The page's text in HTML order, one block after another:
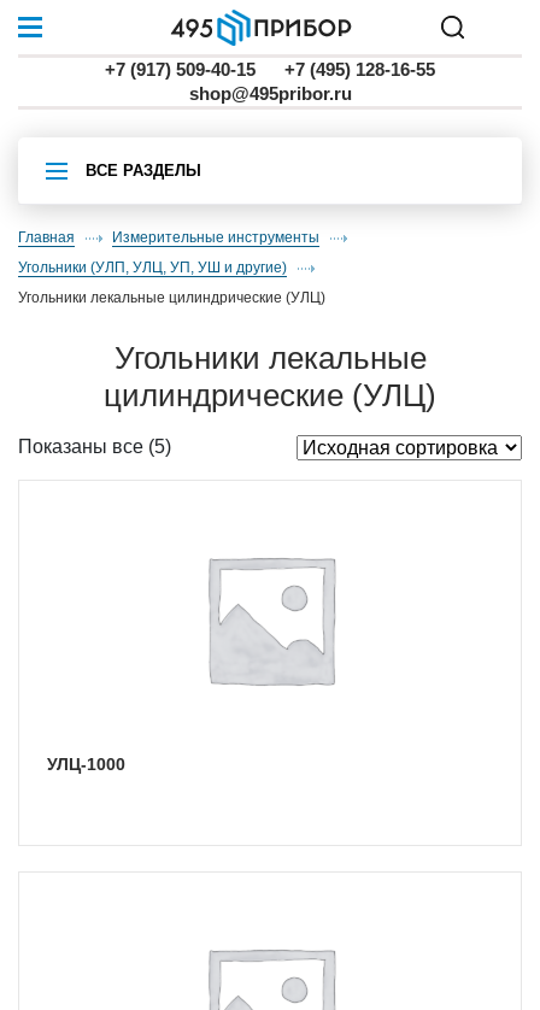
+7 (917) 509-40-15
+7 (495) 128-16-55
shop@495pribor.ru
ВСЕ РАЗДЕЛЫ
Главная
Измерительные инструменты
угольники (УЛП, УЛЦ, УП, УШ и другие)
угольники лекальные цилиндрические (УЛЦ)
угольники лекальные
цилиндрические (УЛЦ)
Показаны все (5)
УЛЦ-1000